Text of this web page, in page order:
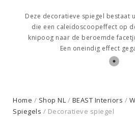
Deze decoratieve spiegel bestaat
die een caleidoscoopeffect op
knipoog naar de beroemde
Een oneindig effect
Home / Shop NL / BEAST Interiors /
Spiegels / Decoratieve spiegel